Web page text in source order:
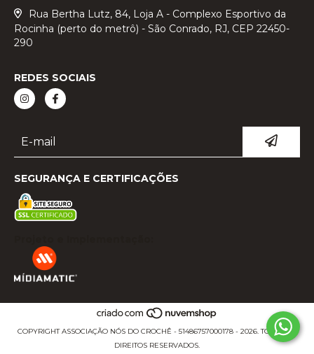
Rua Bertha Lutz, 84, Loja A - Complexo Esportivo da
Rocinha (perto do metrô) - São Conrado, RJ, CEP 22450-
290
REDES SOCIAIS
SEGURANÇA E CERTIFICAÇÕES
COPYRIGHT ASSOCIAÇÃO NÓS DO CROCHÊ - 51486757000178 - 2026. TODOS OS
DIREITOS RESERVADOS.